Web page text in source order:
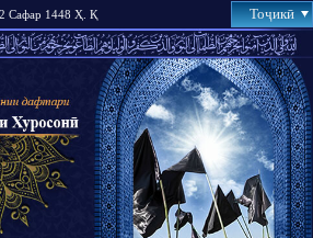
Сафар 1448 Ҳ. Қ Тоҷикӣ